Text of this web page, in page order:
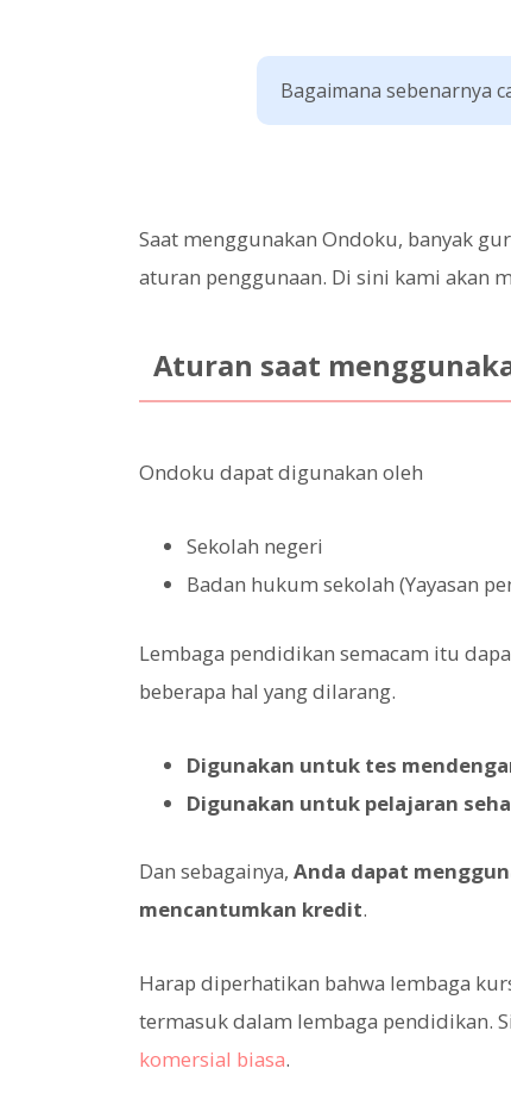
Bagaimana sebenarnya
Saat menggunakan Ondoku, banyak
aturan penggunaan. Di sini kami akan
Aturan saat
Ondoku dapat digunakan oleh
Sekolah negeri
Badan hukum sekolah (Yayasan
Lembaga pendidikan semacam itu
beberapa hal yang dilarang.
Digunakan untuk tes
Digunakan untuk pelajaran
Dan sebagainya, Anda dapat
mencantumkan kredit.
Harap diperhatikan bahwa lembaga
termasuk dalam lembaga pendidikan.
komersial biasa.